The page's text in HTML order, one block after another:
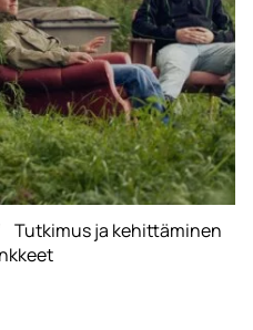
Tutkimus ja kehittäminen